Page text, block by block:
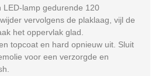
LED-lamp gedurende 120
vervolgens de plaklaag, vijl de
het oppervlak glad
topcoat en hard opnieuw uit. Sluit
voor een verzorgde en